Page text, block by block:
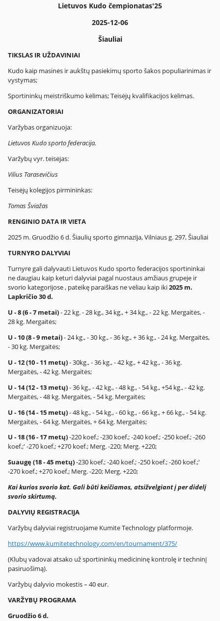
Lietuvos Kudo čempionatas'25
2025-12-06
Šiauliai
TIKSLAS IR UŽDAVINIAI
Kudo kaip masinės ir aukštų pasiekimų sporto šakos populiarinimas ir
vystymas;
Sportininkų meistriškumo kėlimas; Teisėjų kvalifikacijos kėlimas.
ORGANIZATORIAI
Varžybas organizuoja:
Lietuvos Kudo sporto federacija.
Varžybų vyr. teisėjas:
Vilius Tarasevičius
Teisėjų kolegijos pirmininkas:
Tomas Šviažas
RENGINIO DATA IR VIETA
2025 m. Gruodžio 6 d. Šiaulių sporto gimnazija, Vilniaus g. 297, Šiauliai
TURNYRO DALYVIAI
Turnyre gali dalyvauti Lietuvos Kudo sporto federacijos sportininkai
ne daugiau kaip keturi dalyviai pagal nuostaus amžiaus grupeje ir
svorio kategorijose , pateikę paraiškas ne vėliau kaip iki2025 m.
Lapkričio 30 d.
U - 8 (6 - 7 metai)- 22 kg. - 28 kg., 34 kg., + 34 kg., - 22 kg. Mergaitės, -
28 kg. Mergaitės;
U - 10 (8 - 9 metai)- 24 kg., - 30 kg., - 36 kg., + 36 kg., - 24 kg. Mergaitės,
- 30 kg. Mergaitės;
U - 12 (10 - 11 metų)- 30kg., - 36 kg., - 42 kg., + 42 kg., - 36 kg.
Mergaitės, - 42 kg. Mergaitės;
U - 14 (12 - 13 metų)- 36 kg., - 42 kg., - 48 kg., - 54 kg., +54 kg., - 42 kg.
Mergaitės, - 48 kg. Mergaitės, - 54 kg. Mergaitės;
U - 16 (14 - 15 metų)- 48 kg., - 54 kg., - 60 kg., - 66 kg., + 66 kg., - 54 kg.
Mergaitės, - 64 kg. Mergaitės, + 64 kg. Mergaitės;
U - 18 (16 - 17 metų)-220 koef.; -230 koef.; -240 koef.; -250 koef.; -260
koef.;' -270 koef.; +270 koef.; Merg. -220; Merg. +220;
Suaugę (18 - 45 metų)-230 koef.; -240 koef.; -250 koef.; -260 koef.;'
-270 koef.; +270 koef.; Merg. -220; Merg. +220;
Kai kurios svorio kat. Gali būti keičiamos, atsižvelgiant į per didelį
svorio skirtumą.
DALYVIŲ REGISTRACIJA
Varžybų dalyviai registruojame Kumite Technology platformoje.
https://www.kumitetechnology.com/en/tournament/375/
(Klubų vadovai atsako už sportininkų medicininę kontrolę ir techninį
pasiruošimą).
Varžybų dalyvio mokestis – 40 eur.
VARŽYBŲ PROGRAMA
Gruodžio 6 d.